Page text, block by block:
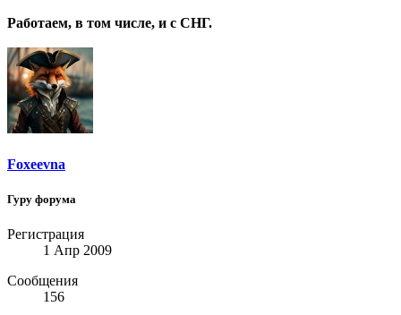
Работаем, в том числе, и с СНГ.
Foxeevna
Гуру форума
Регистрация
1 Апр 2009
Сообщения
156